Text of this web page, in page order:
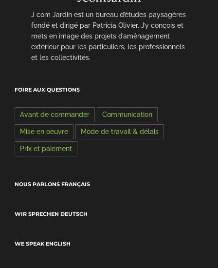
J com Jardin est un bureau d’études paysagères
fondé et dirigé par Patricia Olivier. J’y conçois et
mets en image des projets d’aménagement
extérieur pour les particuliers, les professionnels
et les collectivités.
FOIRE AUX QUESTIONS
Avant de commander Communication
Mise en oeuvre Mode de travail & délais
Prix et paiement
NOUS PARLONS FRANÇAIS
WIR SPRECHEN DEUTSCH
WE SPEAK ENGLISH